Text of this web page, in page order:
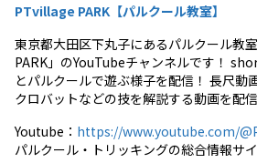
PTvillage PARK【パルクール教室】
東京都大田区下丸子にあるパルクール教
PARK」のYouTubeチャンネルです！
とパルクールで遊ぶ様子を配信！ 長尺動
クロバットなどの技を解説する動画を配
Youtube： https://www.youtube.com/
パルクール・トリッキングの総合情報サイ